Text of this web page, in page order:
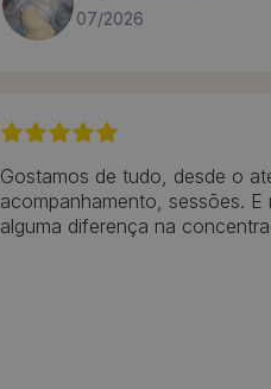
07/2026
Gostamos de tudo, desde o
acompanhamento, sessões. E
alguma diferença na